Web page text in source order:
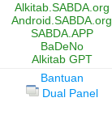
Alkitab.SABDA.org
Android.SABDA.org
SABDA.APP
BaDeNo
Alkitab GPT
Bantuan
Dual Panel